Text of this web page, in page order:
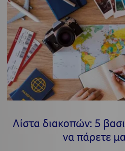
Λίστα διακοπών: 5
να πάρετε